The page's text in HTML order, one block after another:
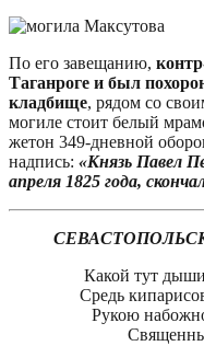
По его завещанию,
Таганроге и был
кладбище, рядом со
могиле стоит белый
жетон 349-дневной
надпись: «Князь Павел
апреля 1825 года,
Какой тут
Средь
Рукою